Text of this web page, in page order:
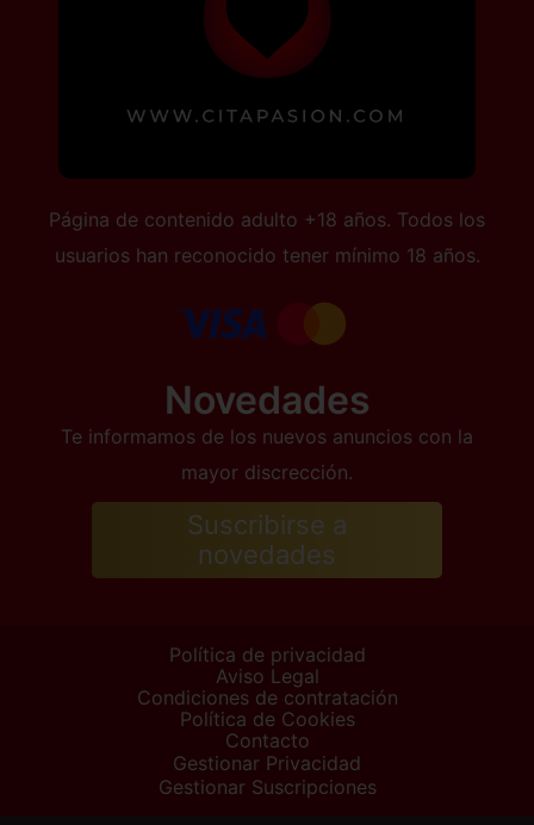
Página de contenido adulto +18 años. Todos los
usuarios han reconocido tener mínimo 18 años.
Novedades
Te informamos de los nuevos anuncios con la
mayor discrección.
Suscribirse a
novedades
Política de privacidad
Aviso Legal
Condiciones de contratación
Política de Cookies
Contacto
Gestionar Privacidad
Gestionar Suscripciones